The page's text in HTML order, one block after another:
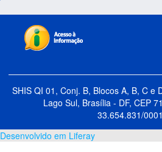
SHIS QI 01, Conj. B, Blocos A, B, C e
Lago Sul, Brasília - DF, CEP
33.654.831/
Desenvolvido em Liferay